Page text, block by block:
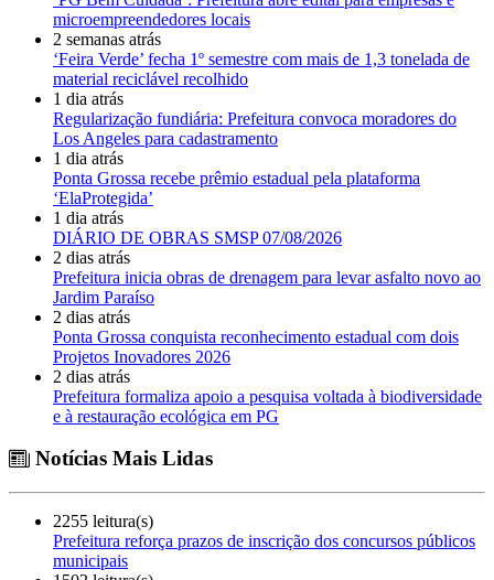
microempreendedores locais
2 semanas atrás
‘Feira Verde’ fecha 1º semestre com mais de 1,3 tonelada de
material reciclável recolhido
1 dia atrás
Regularização fundiária: Prefeitura convoca moradores do
Los Angeles para cadastramento
1 dia atrás
Ponta Grossa recebe prêmio estadual pela plataforma
‘ElaProtegida’
1 dia atrás
DIÁRIO DE OBRAS SMSP 07/08/2026
2 dias atrás
Prefeitura inicia obras de drenagem para levar asfalto novo ao
Jardim Paraíso
2 dias atrás
Ponta Grossa conquista reconhecimento estadual com dois
Projetos Inovadores 2026
2 dias atrás
Prefeitura formaliza apoio a pesquisa voltada à biodiversidade
e à restauração ecológica em PG
Notícias Mais Lidas
2255 leitura(s)
Prefeitura reforça prazos de inscrição dos concursos públicos
municipais